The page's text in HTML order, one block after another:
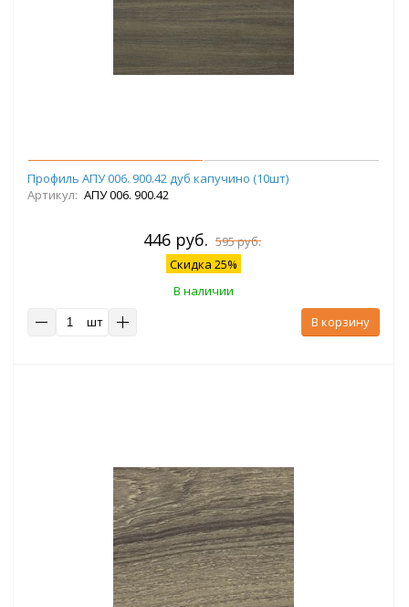
Профиль АПУ 006. 900.42 дуб капучино (10шт)
Артикул: АПУ 006. 900.42
446 руб. 595 руб.
Скидка 25%
В наличии
шт
В корзину